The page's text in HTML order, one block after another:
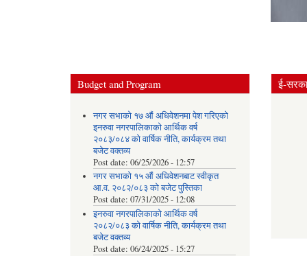
Budget and Program
नगर सभाको १७ औं अधिवेशनमा पेश गरिएको
इनरुवा नगरपालिकाको आर्थिक वर्ष
२०८३/०८४ को वार्षिक नीति, कार्यक्रम तथा
बजेट वक्तव्य
Post date: 06/25/2026 - 12:57
नगर सभाको १५ औं अधिवेशनबाट स्वीकृत
आ.व. २०८२/०८३ को बजेट पुस्तिका
Post date: 07/31/2025 - 12:08
इनरुवा नगरपालिकाको आर्थिक वर्ष
२०८२/०८३ को वार्षिक नीति, कार्यक्रम तथा
बजेट वक्तव्य
Post date: 06/24/2025 - 15:27
ई-